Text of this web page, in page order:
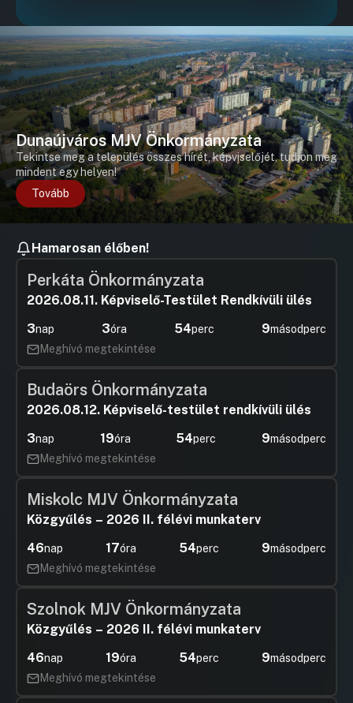
Dunaújváros MJV Önkormányzata
Tekintse meg a település összes hírét, képviselőjét, tudjon meg
mindent egy helyen!
Tovább
Hamarosan élőben!
Perkáta Önkormányzata
2026.08.11. Képviselő-Testület Rendkívüli ülés
3nap 3óra 54perc 8másodperc
Meghívó megtekintése
Budaörs Önkormányzata
2026.08.12. Képviselő-testület rendkívüli ülés
3nap 19óra 54perc 8másodperc
Meghívó megtekintése
Miskolc MJV Önkormányzata
Közgyűlés – 2026 II. félévi munkaterv
46nap 17óra 54perc 8másodperc
Meghívó megtekintése
Szolnok MJV Önkormányzata
Közgyűlés – 2026 II. félévi munkaterv
46nap 19óra 54perc 8másodperc
Meghívó megtekintése